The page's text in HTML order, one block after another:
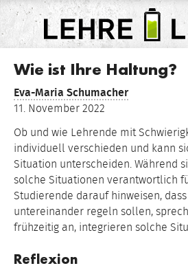
LEHRE
LADEN
Wie ist Ihre Haltung?
Eva-Maria Schumacher
11. November 2022
Ob und wie Lehrende mit
individuell verschieden und kann
Situation unterscheiden. Während
solche Situationen verantwortlich
Studierende darauf hinweisen,
untereinander regeln sollen,
frühzeitig an, integrieren solche
Reflexion